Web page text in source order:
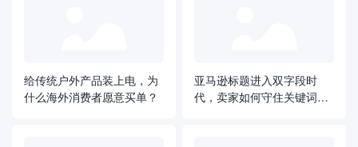
给传统户外产品装上电，为
什么海外消费者愿意买单？
亚马逊标题进入双字段时
代，卖家如何守住关键词和